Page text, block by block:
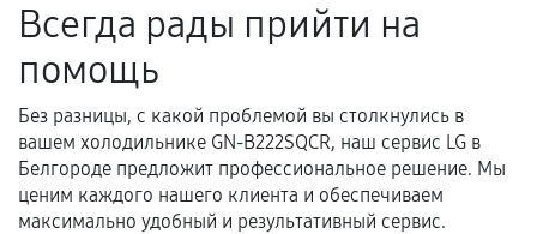
Всегда рады прийти на
помощь
Без разницы, с какой проблемой вы столкнулись в
вашем холодильнике GN-B222SQCR, наш сервис LG в
Белгороде предложит профессиональное решение. Мы
ценим каждого нашего клиента и обеспечиваем
максимально удобный и результативный сервис.